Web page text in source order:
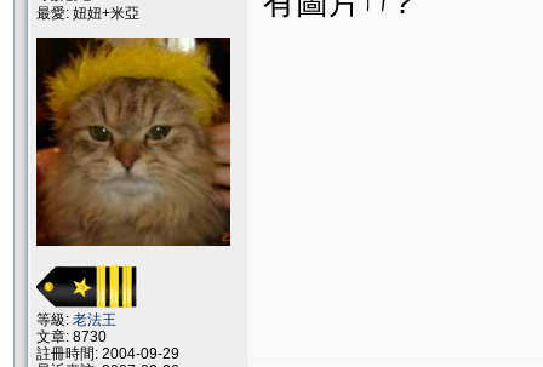
最愛: 妞妞+米亞
等級: 老法王
文章: 8730
註冊時間: 2004-09-29